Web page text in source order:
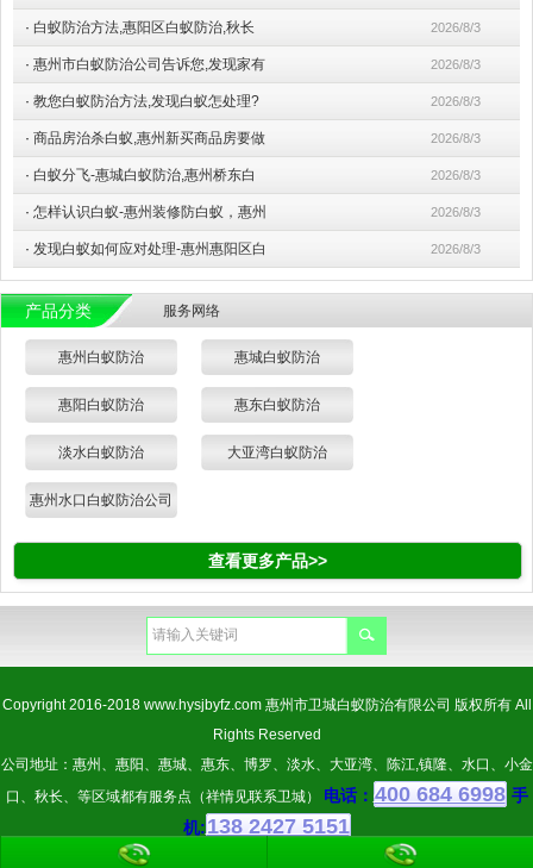
· 白蚁防治方法,惠阳区白蚁防治,秋长 2026/8/3
· 惠州市白蚁防治公司告诉您,发现家有 2026/8/3
· 教您白蚁防治方法,发现白蚁怎处理? 2026/8/3
· 商品房治杀白蚁,惠州新买商品房要做 2026/8/3
· 白蚁分飞-惠城白蚁防治,惠州桥东白 2026/8/3
· 怎样认识白蚁-惠州装修防白蚁，惠州 2026/8/3
· 发现白蚁如何应对处理-惠州惠阳区白 2026/8/3
产品分类 服务网络
惠州白蚁防治 惠城白蚁防治
惠阳白蚁防治 惠东白蚁防治
淡水白蚁防治 大亚湾白蚁防治
惠州水口白蚁防治公司
查看更多产品>>
Copyright 2016-2018 www.hysjbyfz.com惠州市卫城白蚁防治有限公司 版权所有 All
Rights Reserved
公司地址：惠州、惠阳、惠城、惠东、博罗、淡水、大亚湾、陈江,镇隆、水口、小金
口、秋长、等区域都有服务点（祥情见联系卫城）
电话： 400 684 6998 手
机:138 2427 5151